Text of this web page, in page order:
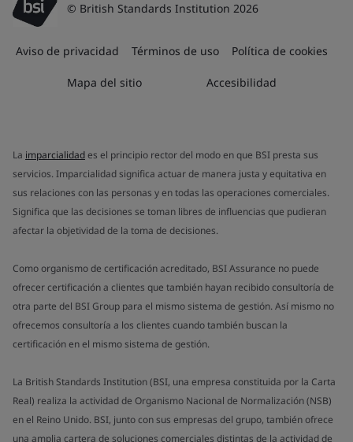
© British Standards Institution 2026
Aviso de privacidad Términos de uso Política de cookies
Mapa del sitio Accesibilidad
La imparcialidades el principio rector del modo en que BSI presta sus
servicios. Imparcialidad significa actuar de manera justa y equitativa en
sus relaciones con las personas y en todas las operaciones comerciales.
Significa que las decisiones se toman libres de influencias que pudieran
afectar la objetividad de la toma de decisiones.
Como organismo de certificación acreditado, BSI Assurance no puede
ofrecer certificación a clientes que también hayan recibido consultoría de
otra parte del BSI Group para el mismo sistema de gestión. Así mismo no
ofrecemos consultoría a los clientes cuando también buscan la
certificación en el mismo sistema de gestión.
La British Standards Institution (BSI, una empresa constituida por la Carta
Real) realiza la actividad de Organismo Nacional de Normalización (NSB)
en el Reino Unido. BSI, junto con sus empresas del grupo, también ofrece
una amplia cartera de soluciones comerciales distintas de la actividad de